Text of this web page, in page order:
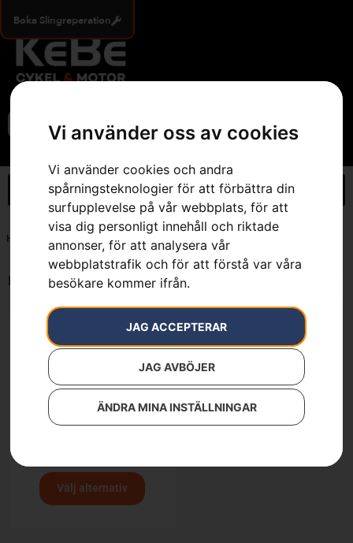
Vi använder oss av cookies
Vi använder cookies och andra
spårningsteknologier för att förbättra din
surfupplevelse på vår webbplats, för att
visa dig personligt innehåll och riktade
annonser, för att analysera vår
webbplatstrafik och för att förstå var våra
besökare kommer ifrån.
JAG ACCEPTERAR
JAG AVBÖJER
ÄNDRA MINA INSTÄLLNINGAR
Boka Slingreperation
Hem
Endast ett sökresultat
Välj alternativ